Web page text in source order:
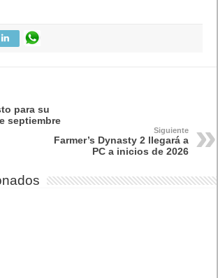
para su
septiembre
Siguiente
Farmer’s Dynasty 2 llegará a
PC a inicios de 2026